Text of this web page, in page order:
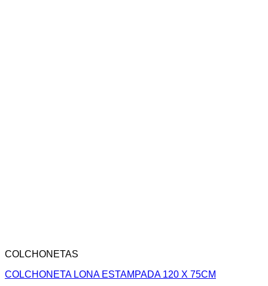
COLCHONETAS
COLCHONETA LONA ESTAMPADA 120 X 75CM